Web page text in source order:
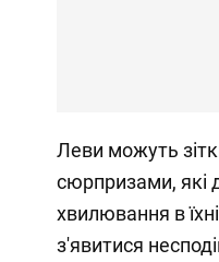
Леви можуть
сюрпризами, які
хвилювання в
з'явитися